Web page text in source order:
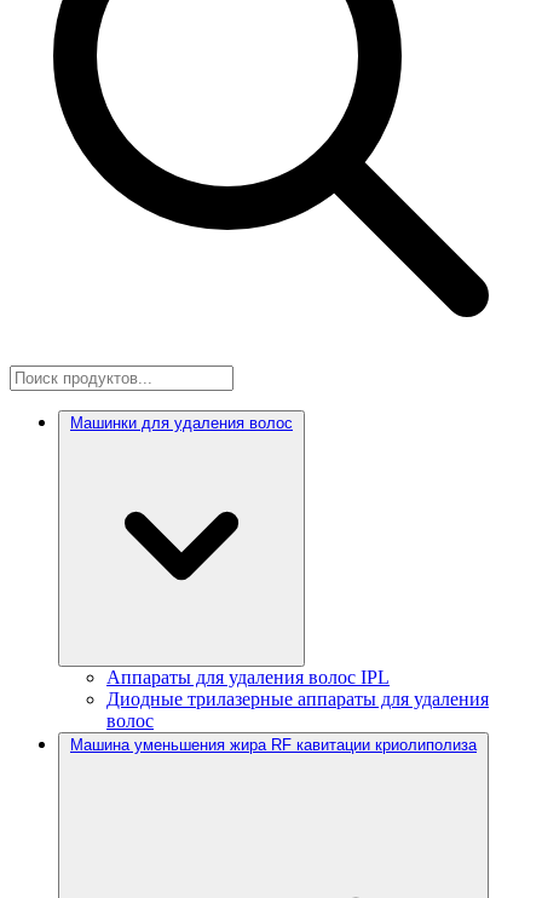
Машинки для удаления волос
Аппараты для удаления волос IPL
Диодные трилазерные аппараты для удаления
волос
Машина уменьшения жира RF кавитации криолиполиза